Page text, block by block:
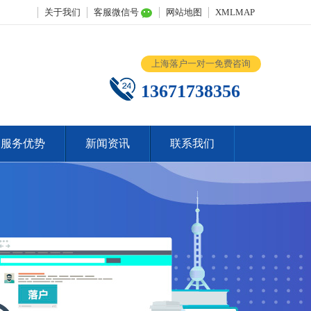
关于我们 客服微信号 网站地图 XMLMAP
上海落户一对一免费咨询
13671738356
服务优势 新闻资讯 联系我们